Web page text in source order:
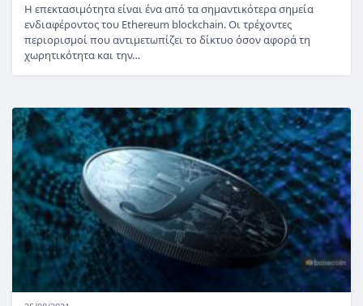
Η επεκτασιμότητα είναι ένα από τα σημαντικότερα σημεία
ενδιαφέροντος του Ethereum blockchain. Οι τρέχοντες
περιορισμοί που αντιμετωπίζει το δίκτυο όσον αφορά τη
χωρητικότητα και την…